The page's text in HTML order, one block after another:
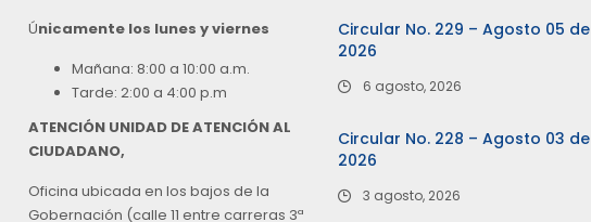
Únicamente los lunes y viernes
Mañana: 8:00 a 10:00 a.m.
Tarde: 2:00 a 4:00 p.m
ATENCIÓN UNIDAD DE ATENCIÓN AL
CIUDADANO,
Oficina ubicada en los bajos de la
Gobernación (calle 11 entre carreras 3ª
Circular No. 229 – Agosto 05 de
2026
6 agosto, 2026
Circular No. 228 – Agosto 03 de
2026
3 agosto, 2026